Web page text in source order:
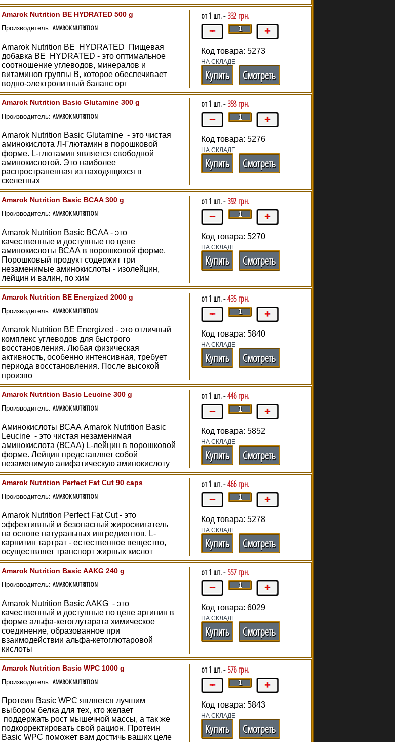
Amarok Nutrition BE HYDRATED 500 g
Производитель: AMAROK NUTRITION
Amarok Nutrition BE HYDRATED Пищевая
добавка BE HYDRATED - это оптимальное
соотношение углеводов, минералов и
витаминов группы В, которое обеспечивает
водно-электролитный баланс орг
от 1 шт. - 332 грн.
Код товара: 5273
НА СКЛАДЕ
Купить Смотреть
Amarok Nutrition Basic Glutamine 300 g
Производитель: AMAROK NUTRITION
Amarok Nutrition Basic Glutamine - это чистая
аминокислота Л-Глютамин в порошковой
форме. L-глютамин является свободной
аминокислотой. Это наиболее
распространенная из находящихся в
скелетных
от 1 шт. - 358 грн.
Код товара: 5276
НА СКЛАДЕ
Купить Смотреть
Amarok Nutrition Basic BCAA 300 g
Производитель: AMAROK NUTRITION
Amarok Nutrition Basic BCAA - это
качественные и доступные по цене
аминокислоты ВСАА в порошковой форме.
Порошковый продукт содержит три
незаменимые аминокислоты - изолейцин,
лейцин и валин, по хим
от 1 шт. - 392 грн.
Код товара: 5270
НА СКЛАДЕ
Купить Смотреть
Amarok Nutrition BE Energized 2000 g
Производитель: AMAROK NUTRITION
Amarok Nutrition BE Energized - это отличный
комплекс углеводов для быстрого
восстановления. Любая физическая
активность, особенно интенсивная, требует
периода восстановления. После высокой
произво
от 1 шт. -435 грн.
Код товара: 5840
НА СКЛАДЕ
Купить Смотреть
Amarok Nutrition Basic Leucine 300 g
Производитель: AMAROK NUTRITION
Аминокислоты ВСАА Amarok Nutrition Basic
Leucine - это чистая незаменимая
аминокислота (ВСАА) L-лейцин в порошковой
форме. Лейцин представляет собой
незаменимую алифатическую аминокислоту
от 1 шт. -446 грн.
Код товара: 5852
НА СКЛАДЕ
Купить Смотреть
Amarok Nutrition Perfect Fat Cut 90 caps
Производитель: AMAROK NUTRITION
Amarok Nutrition Perfect Fat Cut - это
эффективный и безопасный жиросжигатель
на основе натуральных ингредиентов. L-
карнитин тартрат - естественное вещество,
осуществляет транспорт жирных кислот
от 1 шт. -466 грн.
Код товара: 5278
НА СКЛАДЕ
Купить Смотреть
Amarok Nutrition Basic AAKG 240 g
Производитель: AMAROK NUTRITION
Amarok Nutrition Basic AAKG - это
качественный и доступные по цене аргинин в
форме альфа-кетоглутарата химическое
соединение, образованное при
взаимодействии альфа-кетоглютаровой
кислоты
от 1 шт. - 557 грн.
Код товара: 6029
НА СКЛАДЕ
Купить Смотреть
Amarok Nutrition Basic WPC 1000 g
Производитель: AMAROK NUTRITION
Протеин Basic WPC является лучшим
выбором белка для тех, кто желает
поддержать рост мышечной массы, а так же
подкорректировать свой рацион. Протеин
Basic WPC поможет вам достичь ваших целе
от 1 шт. - 576 грн.
Код товара: 5843
НА СКЛАДЕ
Купить Смотреть